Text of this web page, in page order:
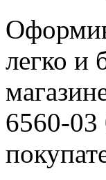
легко и
6560-03